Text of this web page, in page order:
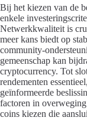
Bij het kiezen van de
enkele
Netwerkkwaliteit is
meer kans biedt op
community-
gemeenschap kan
cryptocurrency. Tot
rendementen
geïnformeerde
factoren in
coins kiezen die